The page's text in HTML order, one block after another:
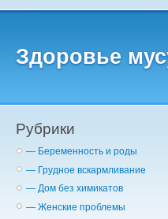
Здоровье
Рубрики
— Беременность и роды
— Грудное вскармливание
— Дом без химикатов
— Женские проблемы